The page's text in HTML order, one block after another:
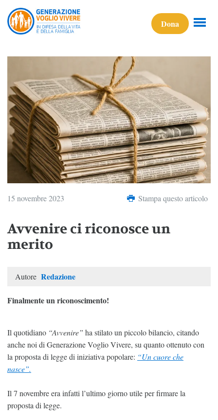
Dona
15 novembre 2023 Stampa questo articolo
Avvenire ci riconosce un
merito
Autore Redazione
Finalmente un riconoscimento!
Il quotidiano “Avvenire” ha stilato un piccolo bilancio, citando
anche noi di Generazione Voglio Vivere, su quanto ottenuto con
la proposta di legge di iniziativa popolare: “Un cuore che
nasce”.
Il 7 novembre era infatti l’ultimo giorno utile per firmare la
proposta di legge.